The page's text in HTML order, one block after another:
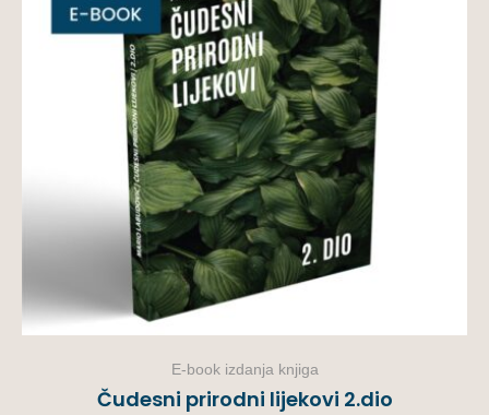
E-book izdanja knjiga
Čudesni prirodni lijekovi 2.dio